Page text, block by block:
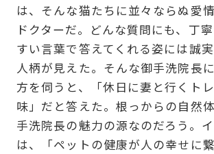
は、そんな猫たちに並々ならぬ愛
ドクターだ。どんな質問にも、丁
すい言葉で答えてくれる姿には誠
人柄が見えた。そんな御手洗院長
方を伺うと、「休日に妻と行くト
味」だと答えた。根っからの自然
手洗院長の魅力の源なのだろう。
は、「ペットの健康が人の幸せに